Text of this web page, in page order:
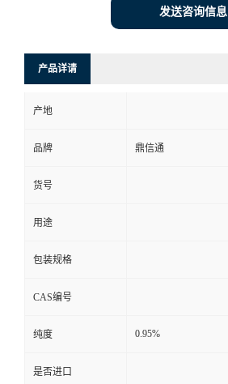
发送咨询信息
产品详请
产地
品牌 鼎信通
货号
用途
包装规格
CAS编号
纯度 0.95%
是否进口